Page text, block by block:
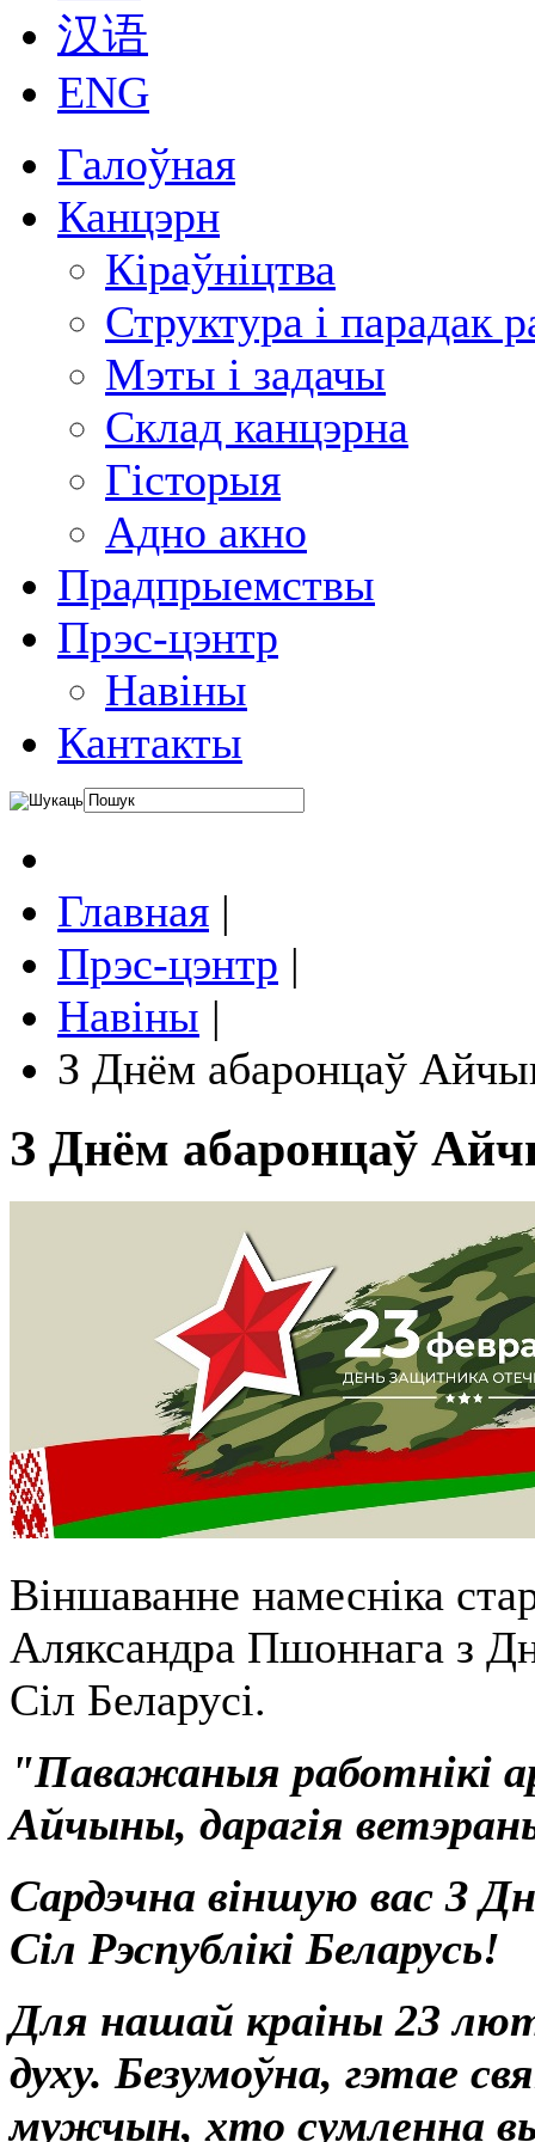
汉语
ENG
Галоўная
Канцэрн
Кіраўніцтва
Структура і парадак
Мэты і задачы
Склад канцэрна
Гісторыя
Адно акно
Прадпрыемствы
Прэс-цэнтр
Навіны
Кантакты
Главная |
Прэс-цэнтр |
Навіны |
З Днём абаронцаў
З Днём абаронцаў
Віншаванне намесніка
Аляксандра Пшоннага з
Сіл Беларусі.
"Паважаныя работнікі
Айчыны, дарагія
Сардэчна віншую вас З
Сіл Рэспублікі Беларусь!
Для нашай краіны 23
духу. Безумоўна, гэтае
мужчын, хто сумленна